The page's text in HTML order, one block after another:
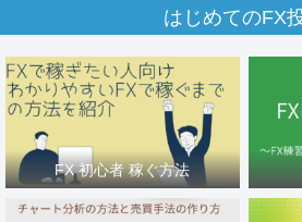
はじめてのFX
FX 初心者 稼ぐ方法